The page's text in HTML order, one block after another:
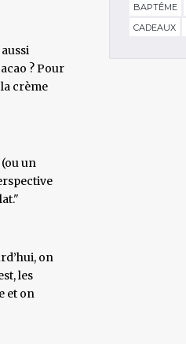
? Pour
crème
un
on
les
et on
BAPTÊME
CADEAUX